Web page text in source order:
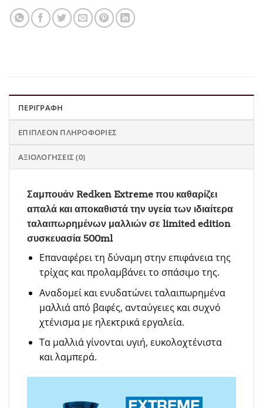
ΠΕΡΙΓΡΑΦΉ
ΕΠΙΠΛΈΟΝ ΠΛΗΡΟΦΟΡΊΕΣ
ΑΞΙΟΛΟΓΉΣΕΙΣ (0)
Σαμπουάν Redken Extreme που καθαρίζει
απαλά και αποκαθιστά την υγεία των ιδιαίτερα
ταλαιπωρημένων μαλλιών σε limited edition
συσκευασία 500ml
Επαναφέρει τη δύναμη στην επιφάνεια της
τρίχας και προλαμβάνει το σπάσιμο της.
Αναδομεί και ενυδατώνει ταλαιπωρημένα
μαλλιά από βαφές, ανταύγειες και συχνό
χτένισμα με ηλεκτρικά εργαλεία.
Τα μαλλιά γίνονται υγιή, ευκολοχτένιστα
και λαμπερά.